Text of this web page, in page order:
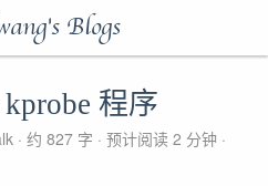
Blogs
kprobe 程序
约 827 字
预计阅读 2 分钟